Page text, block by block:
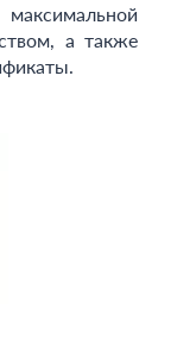
а также